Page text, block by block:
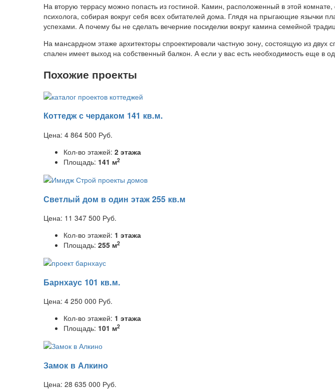
На вторую террасу можно попасть из гостиной. Камин, расположенный в этой
психолога, собирая вокруг себя всех обитателей дома. Глядя на прыгающие
успехами. А почему бы не сделать вечерние посиделки вокруг камина семейной
На мансардном этаже архитекторы спроектировали частную зону, состоящую из
спален имеет выход на собственный балкон. А если у вас есть необходимость еще в
Похожие проекты
Коттедж с чердаком 141 кв.м.
Цена: 4 864 500 Руб.
Кол-во этажей: 2 этажа
Площадь: 141 м2
Светлый дом в один этаж 255 кв.м
Цена: 11 347 500 Руб.
Кол-во этажей: 1 этажа
Площадь: 255 м2
Барнхаус 101 кв.м.
Цена: 4 250 000 Руб.
Кол-во этажей: 1 этажа
Площадь: 101 м2
Замок в Алкино
Цена: 28 635 000 Руб.